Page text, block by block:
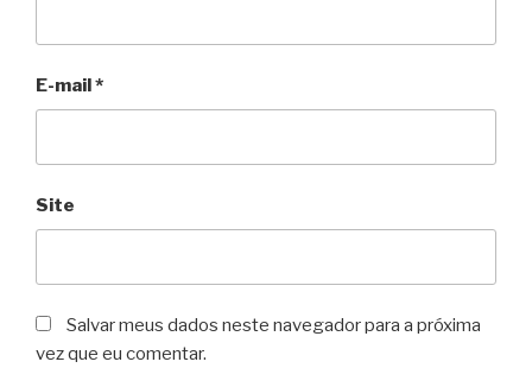
E-mail*
Site
Salvar meus dados neste navegador para a próxima
vez que eu comentar.